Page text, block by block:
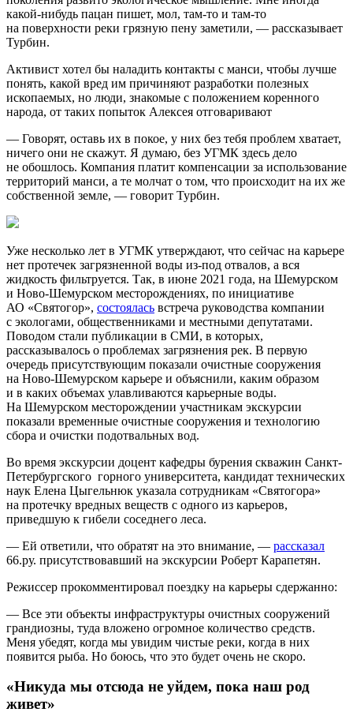
какой-нибудь пацан пишет, мол, там-то и там-то
на поверхности реки грязную пену заметили, — рассказывает
Турбин.
Активист хотел бы наладить контакты с манси, чтобы лучше
понять, какой вред им причиняют разработки полезных
ископаемых, но люди, знакомые с положением коренного
народа, от таких попыток Алексея отговаривают
— Говорят, оставь их в покое, у них без тебя проблем хватает,
ничего они не скажут. Я думаю, без УГМК здесь дело
не обошлось. Компания платит компенсации за использование
территорий манси, а те молчат о том, что происходит на их же
собственной земле, — говорит Турбин.
Уже несколько лет в УГМК утверждают, что сейчас на карьере
нет протечек загрязненной воды из-под отвалов, а вся
жидкость фильтруется. Так, в июне 2021 года, на Шемурском
и Ново-Шемурском месторождениях, по инициативе
АО «Святогор», состоялась встреча руководства компании
с экологами, общественниками и местными депутатами.
Поводом стали публикации в СМИ, в которых,
рассказывалось о проблемах загрязнения рек. В первую
очередь присутствующим показали очистные сооружения
на Ново-Шемурском карьере и объяснили, каким образом
и в каких объемах улавливаются карьерные воды.
На Шемурском месторождении участникам экскурсии
показали временные очистные сооружения и технологию
сбора и очистки подотвальных вод.
Во время экскурсии доцент кафедры бурения скважин Санкт-
Петербургского горного университета, кандидат технических
наук Елена Цыгельнюк указала сотрудникам «Святогора»
на протечку вредных веществ с одного из карьеров,
приведшую к гибели соседнего леса.
— Ей ответили, что обратят на это внимание, — рассказал
66.ру. присутствовавший на экскурсии Роберт Карапетян.
Режиссер прокомментировал поездку на карьеры сдержанно:
— Все эти объекты инфраструктуры очистных сооружений
грандиозны, туда вложено огромное количество средств.
Меня убедят, когда мы увидим чистые реки, когда в них
появится рыба. Но боюсь, что это будет очень не скоро.
«Никуда мы отсюда не уйдем, пока наш род
живет»